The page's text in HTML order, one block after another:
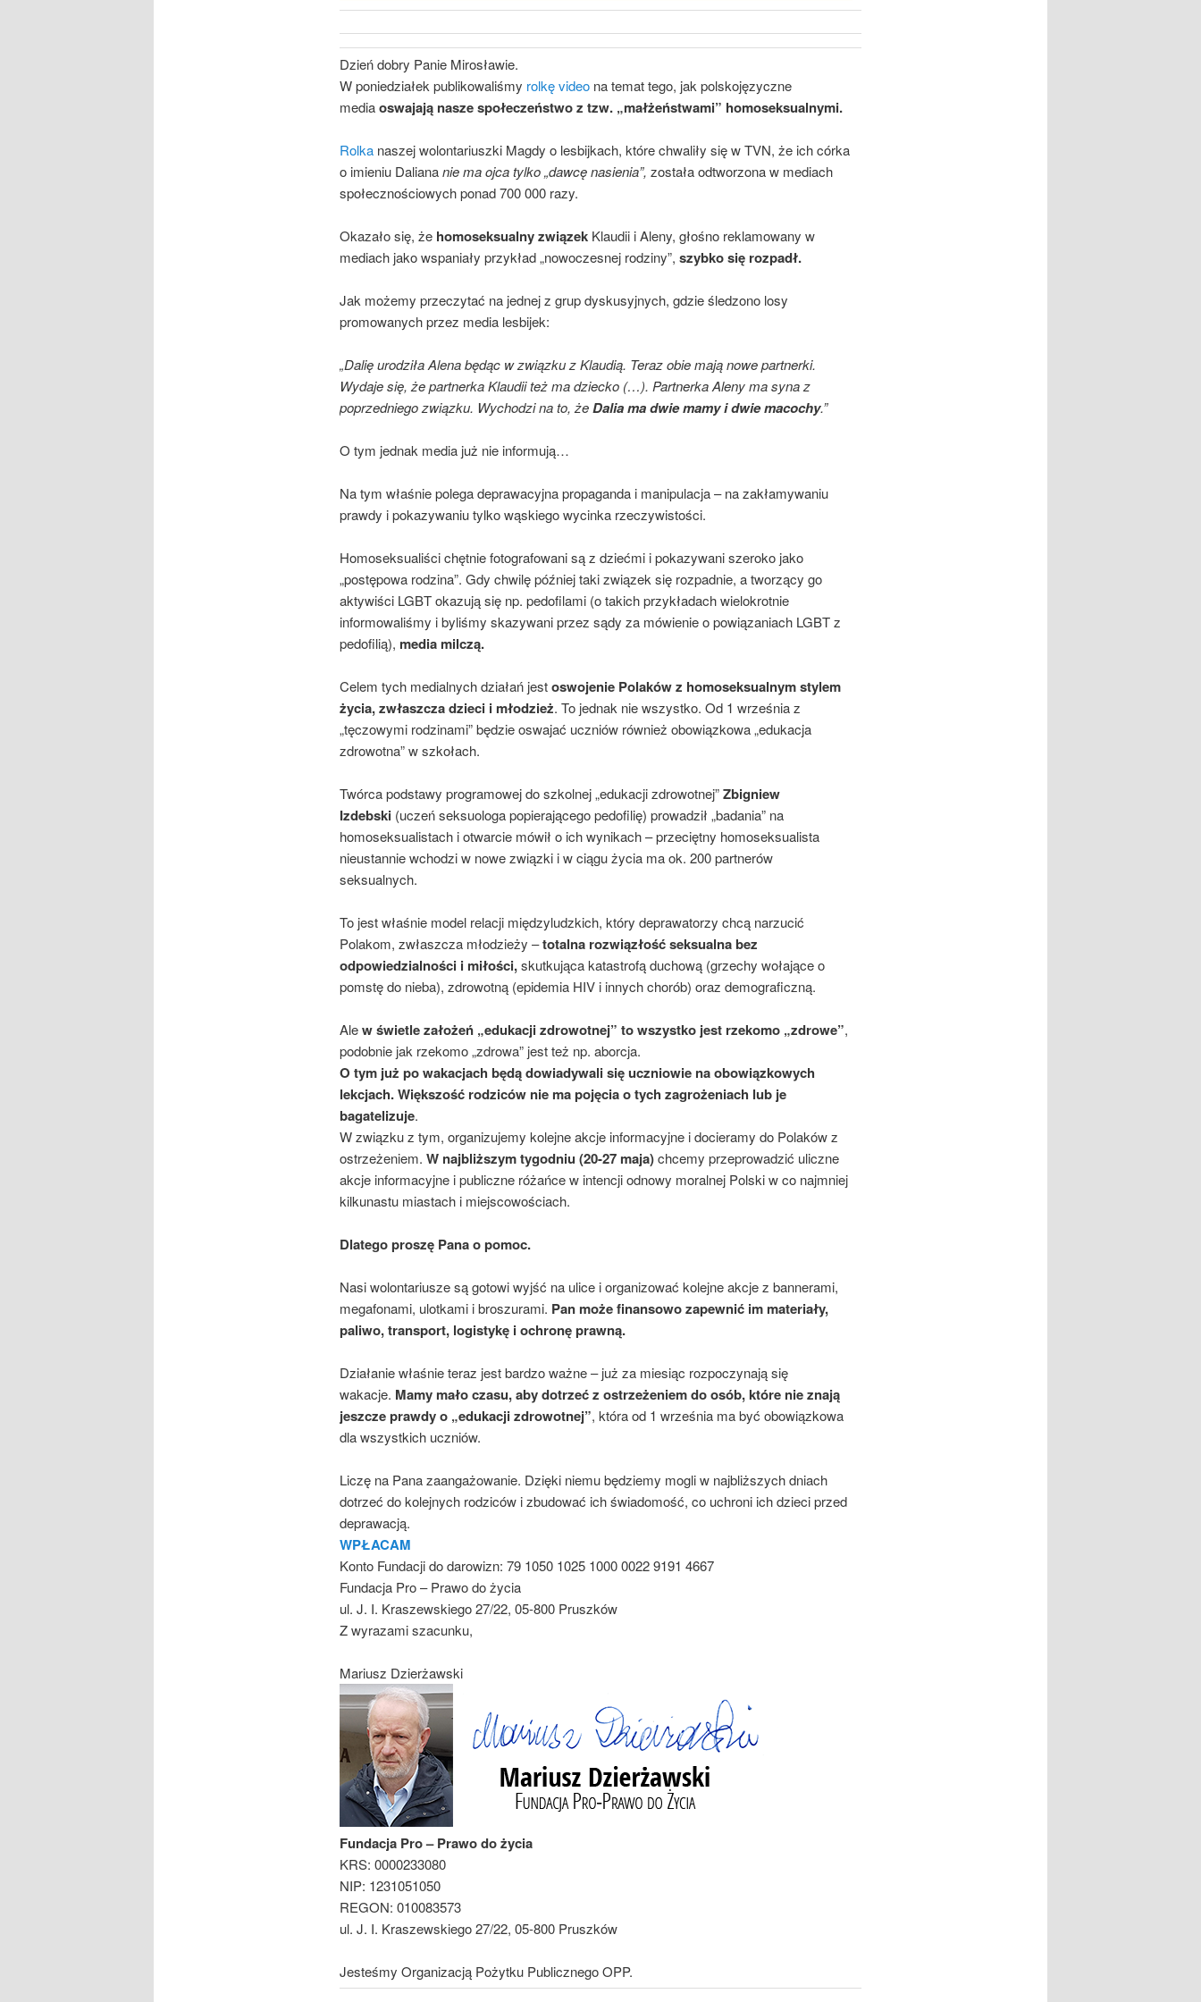
Dzień dobry Panie Mirosławie.
W poniedziałek publikowaliśmy rolkę videona temat tego, jak polskojęzyczne
mediaoswajają nasze społeczeństwo z tzw. „małżeństwami” homoseksualnymi.
Rolkanaszej wolontariuszki Magdy o lesbijkach, które chwaliły się w TVN, że ich córka
o imieniu Daliananie ma ojca tylko „dawcę nasienia”, została odtworzona w mediach
społecznościowych ponad 700 000 razy.
Okazało się, że homoseksualny związek Klaudii i Aleny, głośno reklamowany w
mediach jako wspaniały przykład „nowoczesnej rodziny”, szybko się rozpadł.
Jak możemy przeczytać na jednej z grup dyskusyjnych, gdzie śledzono losy
promowanych przez media lesbijek:
„Dalię urodziła Alena będąc w związku z Klaudią. Teraz obie mają nowe partnerki.
Wydaje się, że partnerka Klaudii też ma dziecko (…). Partnerka Aleny ma syna z
poprzedniego związku. Wychodzi na to, żeDalia ma dwie mamy i dwie macochy.”
O tym jednak media już nie informują…
Na tym właśnie polega deprawacyjna propaganda i manipulacja – na zakłamywaniu
prawdy i pokazywaniu tylko wąskiego wycinka rzeczywistości.
Homoseksualiści chętnie fotografowani są z dziećmi i pokazywani szeroko jako
„postępowa rodzina”. Gdy chwilę później taki związek się rozpadnie, a tworzący go
aktywiści LGBT okazują się np. pedofilami (o takich przykładach wielokrotnie
informowaliśmy i byliśmy skazywani przez sądy za mówienie o powiązaniach LGBT z
pedofilią), media milczą.
Celem tych medialnych działań jestoswojenie Polaków z homoseksualnym stylem
życia, zwłaszcza dzieci i młodzież. To jednak nie wszystko. Od 1 września z
„tęczowymi rodzinami” będzie oswajać uczniów również obowiązkowa „edukacja
zdrowotna” w szkołach.
Twórca podstawy programowej do szkolnej „edukacji zdrowotnej”Zbigniew
Izdebski(uczeń seksuologa popierającego pedofilię) prowadził „badania” na
homoseksualistach i otwarcie mówił o ich wynikach – przeciętny homoseksualista
nieustannie wchodzi w nowe związki i w ciągu życia ma ok. 200 partnerów
seksualnych.
To jest właśnie model relacji międzyludzkich, który deprawatorzy chcą narzucić
Polakom, zwłaszcza młodzieży –totalna rozwiązłość seksualna bez
odpowiedzialności i miłości,skutkująca katastrofą duchową (grzechy wołające o
pomstę do nieba), zdrowotną (epidemia HIV i innych chorób) oraz demograficzną.
Alew świetle założeń „edukacji zdrowotnej” to wszystko jest rzekomo „zdrowe”,
podobnie jak rzekomo „zdrowa” jest też np. aborcja.
O tym już po wakacjach będą dowiadywali się uczniowie na obowiązkowych
lekcjach. Większość rodziców nie ma pojęcia o tych zagrożeniach lub je
bagatelizuje.
W związku z tym, organizujemy kolejne akcje informacyjne i docieramy do Polaków z
ostrzeżeniem. W najbliższym tygodniu (20-27 maja)chcemy przeprowadzić uliczne
akcje informacyjne i publiczne różańce w intencji odnowy moralnej Polski w co najmniej
kilkunastu miastach i miejscowościach.
Dlatego proszę Pana o pomoc.
Nasi wolontariusze są gotowi wyjść na ulice i organizować kolejne akcje z bannerami,
megafonami, ulotkami i broszurami. Pan może finansowo zapewnić im materiały,
paliwo, transport, logistykę i ochronę prawną.
Działanie właśnie teraz jest bardzo ważne – już za miesiąc rozpoczynają się
wakacje. Mamy mało czasu, aby dotrzeć z ostrzeżeniem do osób, które nie znają
jeszcze prawdy o „edukacji zdrowotnej”, która od 1 września ma być obowiązkowa
dla wszystkich uczniów.
Liczę na Pana zaangażowanie. Dzięki niemu będziemy mogli w najbliższych dniach
dotrzeć do kolejnych rodziców i zbudować ich świadomość, co uchroni ich dzieci przed
deprawacją.
WPŁACAM
Konto Fundacji do darowizn: 79 1050 1025 1000 0022 9191 4667
Fundacja Pro – Prawo do życia
ul. J. I. Kraszewskiego 27/22, 05-800 Pruszków
Z wyrazami szacunku,
Mariusz Dzierżawski
Fundacja Pro – Prawo do życia
KRS: 0000233080
NIP: 1231051050
REGON: 010083573
ul. J. I. Kraszewskiego 27/22, 05-800 Pruszków
Jesteśmy Organizacją Pożytku Publicznego OPP.